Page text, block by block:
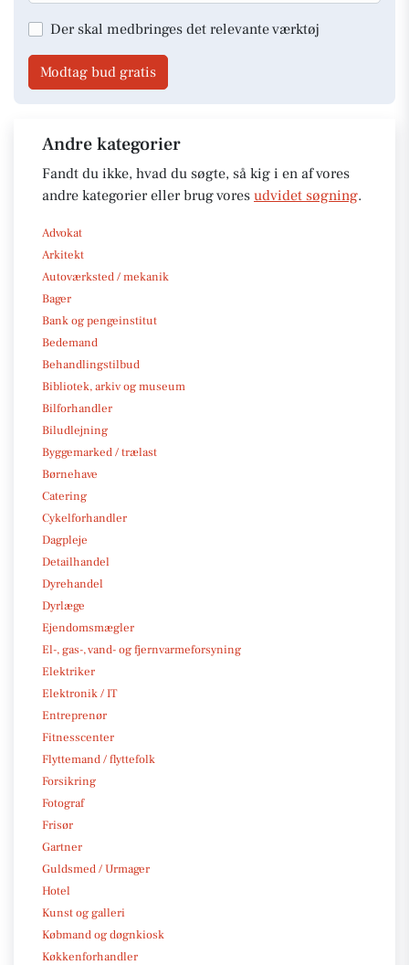
Der skal medbringes det relevante værktøj
Modtag bud gratis
Andre kategorier
Fandt du ikke, hvad du søgte, så kig i en af vores
andre kategorier eller brug vores udvidet søgning.
Advokat
Arkitekt
Autoværksted / mekanik
Bager
Bank og pengeinstitut
Bedemand
Behandlingstilbud
Bibliotek, arkiv og museum
Bilforhandler
Biludlejning
Byggemarked / trælast
Børnehave
Catering
Cykelforhandler
Dagpleje
Detailhandel
Dyrehandel
Dyrlæge
Ejendomsmægler
El-, gas-, vand- og fjernvarmeforsyning
Elektriker
Elektronik / IT
Entreprenør
Fitnesscenter
Flyttemand / flyttefolk
Forsikring
Fotograf
Frisør
Gartner
Guldsmed / Urmager
Hotel
Kunst og galleri
Købmand og døgnkiosk
Køkkenforhandler